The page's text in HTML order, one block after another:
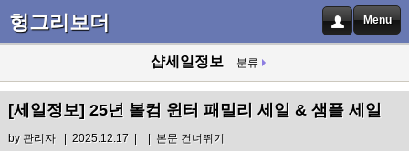
헝그리보더 Menu
샵세일정보 분류
[세일정보] 25년 볼컴 윈터 패밀리 세일 & 샘플 세일
by 관리자| 2025.12.17 | | 본문 건너뛰기